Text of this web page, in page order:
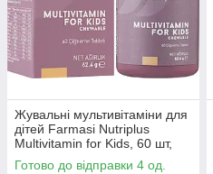
Жувальні мультивітаміни для
дітей Farmasi Nutriplus
Multivitamin for Kids, 60 шт,
62.4
Готово до відправки 4 од.